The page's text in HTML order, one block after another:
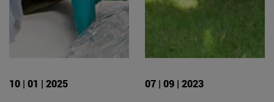
10 | 01 | 2025 07 | 09 | 2023